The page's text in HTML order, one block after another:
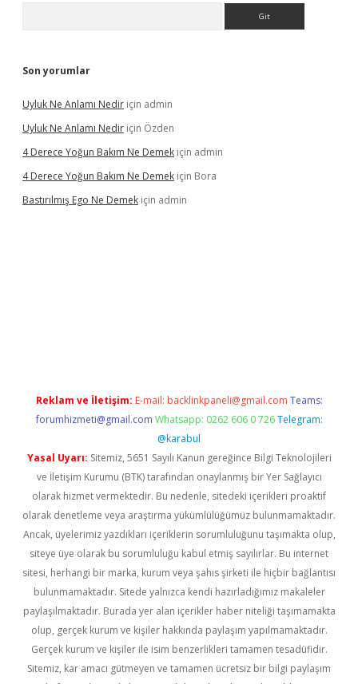
Son yorumlar
Uyluk Ne Anlamı Nedir için admin
Uyluk Ne Anlamı Nedir için Özden
4 Derece Yoğun Bakım Ne Demek için admin
4 Derece Yoğun Bakım Ne Demek için Bora
Bastırılmış Ego Ne Demek için admin
Reklam ve İletişim: E-mail: backlinkpaneli@gmail.com Teams:
forumhizmeti@gmail.com Whatsapp: 0262 606 0 726 Telegram:
@karabul
Yasal Uyarı: Sitemiz, 5651 Sayılı Kanun gereğince Bilgi Teknolojileri
ve İletişim Kurumu (BTK) tarafından onaylanmış bir Yer Sağlayıcı
olarak hizmet vermektedir. Bu nedenle, sitedeki içerikleri proaktif
olarak denetleme veya araştırma yükümlülüğümüz bulunmamaktadır.
Ancak, üyelerimiz yazdıkları içeriklerin sorumluluğunu taşımakta olup,
siteye üye olarak bu sorumluluğu kabul etmiş sayılırlar. Bu internet
sitesi, herhangi bir marka, kurum veya şahıs şirketi ile hiçbir bağlantısı
bulunmamaktadır. Sitede yalnızca kendi hazırladığımız makaleler
paylaşılmaktadır. Burada yer alan içerikler haber niteliği taşımamakta
olup, gerçek kurum ve kişiler hakkında paylaşım yapılmamaktadır.
Gerçek kurum ve kişiler ile isim benzerlikleri tamamen tesadüfidir.
Sitemiz, kar amacı gütmeyen ve tamamen ücretsiz bir bilgi paylaşım